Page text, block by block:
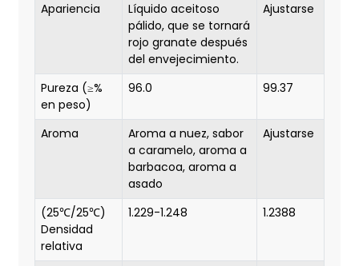
Apariencia
Líquido aceitoso
pálido, que se tornará
rojo granate después
del envejecimiento.
Ajustarse
Pureza (≥%
en peso)
96.0 99.37
Aroma
Aroma a nuez, sabor
a caramelo, aroma a
barbacoa, aroma a
asado
Ajustarse
(25℃/25℃)
Densidad
relativa
1.229-1.248 1.2388